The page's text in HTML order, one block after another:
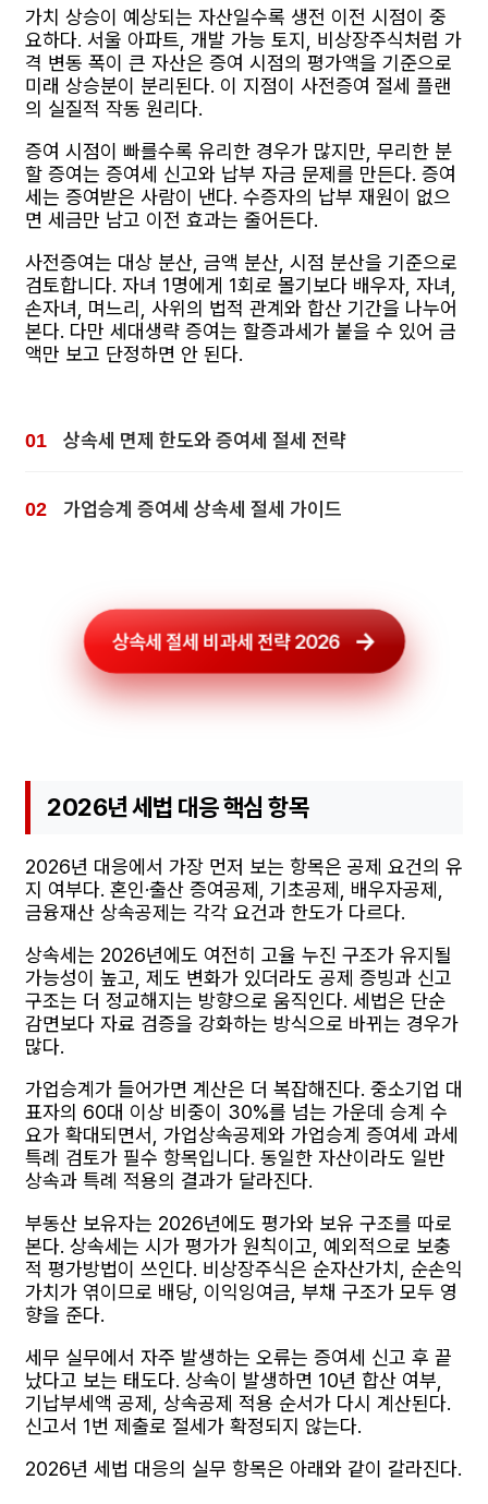
가치 상승이 예상되는 자산일수록 생전 이전 시점이 중
요하다. 서울 아파트, 개발 가능 토지, 비상장주식처럼 가
격 변동 폭이 큰 자산은 증여 시점의 평가액을 기준으로
미래 상승분이 분리된다. 이 지점이 사전증여 절세 플랜
의 실질적 작동 원리다.
증여 시점이 빠를수록 유리한 경우가 많지만, 무리한 분
할 증여는 증여세 신고와 납부 자금 문제를 만든다. 증여
세는 증여받은 사람이 낸다. 수증자의 납부 재원이 없으
면 세금만 남고 이전 효과는 줄어든다.
사전증여는 대상 분산, 금액 분산, 시점 분산을 기준으로
검토합니다. 자녀 1명에게 1회로 몰기보다 배우자, 자녀,
손자녀, 며느리, 사위의 법적 관계와 합산 기간을 나누어
본다. 다만 세대생략 증여는 할증과세가 붙을 수 있어 금
액만 보고 단정하면 안 된다.
상속세 면제 한도와 증여세 절세 전략
가업승계 증여세 상속세 절세 가이드
상속세 절세 비과세 전략 2026
2026년 세법 대응 핵심 항목
2026년 대응에서 가장 먼저 보는 항목은 공제 요건의 유
지 여부다. 혼인·출산 증여공제, 기초공제, 배우자공제,
금융재산 상속공제는 각각 요건과 한도가 다르다.
상속세는 2026년에도 여전히 고율 누진 구조가 유지될
가능성이 높고, 제도 변화가 있더라도 공제 증빙과 신고
구조는 더 정교해지는 방향으로 움직인다. 세법은 단순
감면보다 자료 검증을 강화하는 방식으로 바뀌는 경우가
많다.
가업승계가 들어가면 계산은 더 복잡해진다. 중소기업 대
표자의 60대 이상 비중이 30%를 넘는 가운데 승계 수
요가 확대되면서, 가업상속공제와 가업승계 증여세 과세
특례 검토가 필수 항목입니다. 동일한 자산이라도 일반
상속과 특례 적용의 결과가 달라진다.
부동산 보유자는 2026년에도 평가와 보유 구조를 따로
본다. 상속세는 시가 평가가 원칙이고, 예외적으로 보충
적 평가방법이 쓰인다. 비상장주식은 순자산가치, 순손익
가치가 엮이므로 배당, 이익잉여금, 부채 구조가 모두 영
향을 준다.
세무 실무에서 자주 발생하는 오류는 증여세 신고 후 끝
났다고 보는 태도다. 상속이 발생하면 10년 합산 여부,
기납부세액 공제, 상속공제 적용 순서가 다시 계산된다.
신고서 1번 제출로 절세가 확정되지 않는다.
2026년 세법 대응의 실무 항목은 아래와 같이 갈라진다.